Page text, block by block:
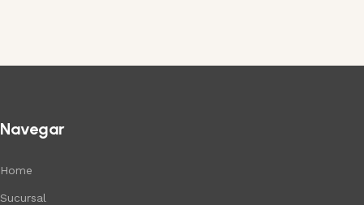
Navegar
Home
Sucursal